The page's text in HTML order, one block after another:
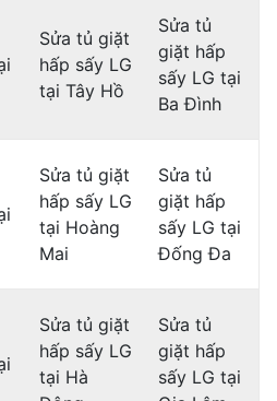
Sửa tủ giặt
hấp sấy LG
tại Tây Hồ
Sửa tủ
giặt hấp
sấy LG tại
Ba Đình
Sửa tủ giặt
hấp sấy LG
tại Hoàng
Mai
Sửa tủ
giặt hấp
sấy LG tại
Đống Đa
Sửa tủ giặt
hấp sấy LG
tại Hà
Sửa tủ
giặt hấp
sấy LG tại